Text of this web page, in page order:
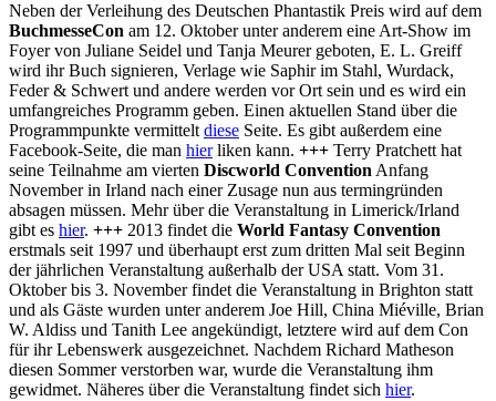
Neben der Verleihung des Deutschen Phantastik Preis wird auf dem
BuchmesseCon am 12. Oktober unter anderem eine Art-Show im
Foyer von Juliane Seidel und Tanja Meurer geboten, E. L. Greiff
wird ihr Buch signieren, Verlage wie Saphir im Stahl, Wurdack,
Feder & Schwert und andere werden vor Ort sein und es wird ein
umfangreiches Programm geben. Einen aktuellen Stand über die
Programmpunkte vermittelt diese Seite. Es gibt außerdem eine
Facebook-Seite, die man hierliken kann. +++ Terry Pratchett hat
seine Teilnahme am vierten Discworld Convention Anfang
November in Irland nach einer Zusage nun aus termingründen
absagen müssen. Mehr über die Veranstaltung in Limerick/Irland
gibt es hier. +++ 2013 findet die World Fantasy Convention
erstmals seit 1997 und überhaupt erst zum dritten Mal seit Beginn
der jährlichen Veranstaltung außerhalb der USA statt. Vom 31.
Oktober bis 3. November findet die Veranstaltung in Brighton statt
und als Gäste wurden unter anderem Joe Hill, China Miéville, Brian
W. Aldiss und Tanith Lee angekündigt, letztere wird auf dem Con
für ihr Lebenswerk ausgezeichnet. Nachdem Richard Matheson
diesen Sommer verstorben war, wurde die Veranstaltung ihm
gewidmet. Näheres über die Veranstaltung findet sich hier.